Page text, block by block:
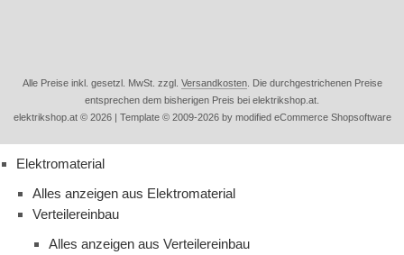
Alle Preise inkl. gesetzl. MwSt. zzgl. Versandkosten. Die durchgestrichenen Preise
entsprechen dem bisherigen Preis bei elektrikshop.at.
elektrikshop.at © 2026 | Template © 2009-2026 by modified eCommerce Shopsoftware
Elektromaterial
Alles anzeigen aus Elektromaterial
Verteilereinbau
Alles anzeigen aus Verteilereinbau